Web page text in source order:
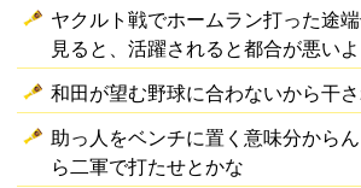
ヤクルト戦でホームラン打った途
見ると、活躍されると都合が悪い
和田が望む野球に合わないから干
助っ人をベンチに置く意味分から
ら二軍で打たせとかな